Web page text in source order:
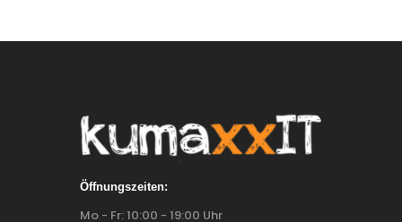
Öffnungszeiten:
Mo - Fr: 10:00 - 19:00 Uhr